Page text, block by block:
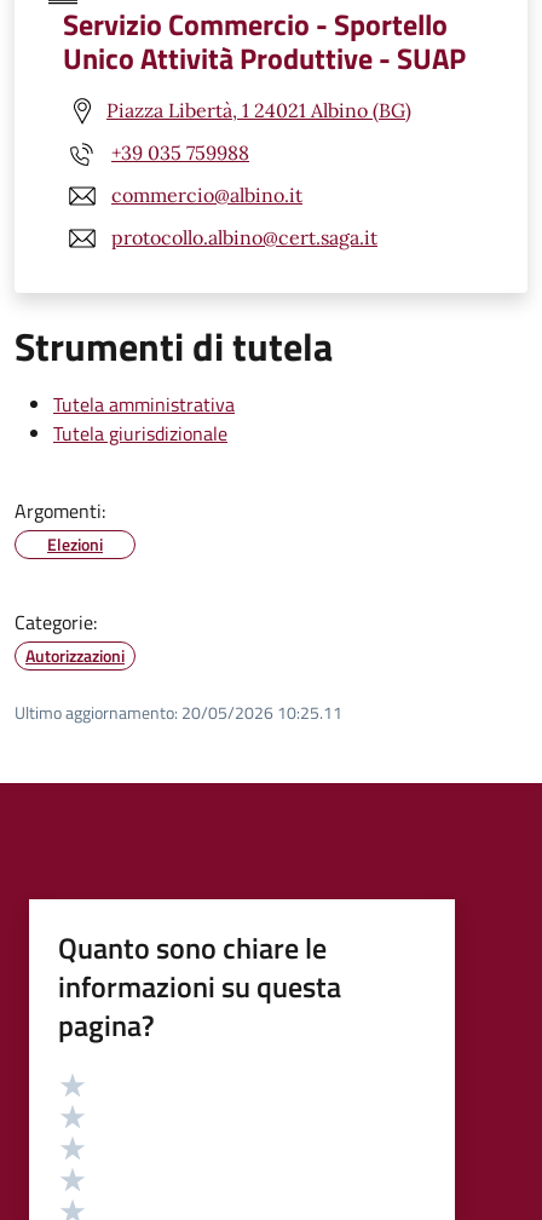
Servizio Commercio - Sportello
Unico Attività Produttive - SUAP
Piazza Libertà, 1 24021 Albino (BG)
+39 035 759988
commercio@albino.it
protocollo.albino@cert.saga.it
Strumenti di tutela
Tutela amministrativa
Tutela giurisdizionale
Argomenti:
Elezioni
Categorie:
Autorizzazioni
Ultimo aggiornamento: 20/05/2026 10:25.11
Quanto sono chiare le
informazioni su questa
pagina?
Valutazione